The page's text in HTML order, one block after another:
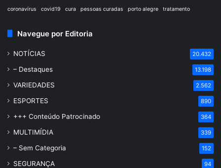
coronavírus covid19 cura pessoas curadas porto alegre tratamento
Navegue por Editoria
NOTÍCIAS 20.432
– Destaques 13.198
VARIEDADES 2.562
ESPORTES 890
+++ Conteúdo Patrocinado 364
MULTIMÍDIA 339
– Sem Categoria 152
SEGURANÇA 94